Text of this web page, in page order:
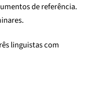
de referência.
linguistas com